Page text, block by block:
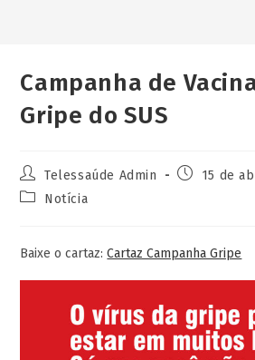
Campanha de
Gripe do SUS
Telessaúde Admin
15 de
Notícia
Baixe o cartaz:Cartaz Campanha Gripe